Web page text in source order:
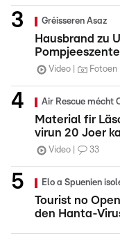
Gréisseren Asaz
Hausbrand zu
Video Fotoen
Air Rescue mécht
Material fir
virun 20 Joer
Video 33
Elo a Spuenien
Tourist no
den Hanta-